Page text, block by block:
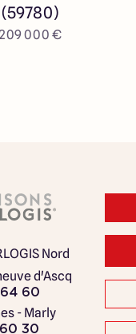
000 €
Nord
d'Ascq
60
- Marly
30